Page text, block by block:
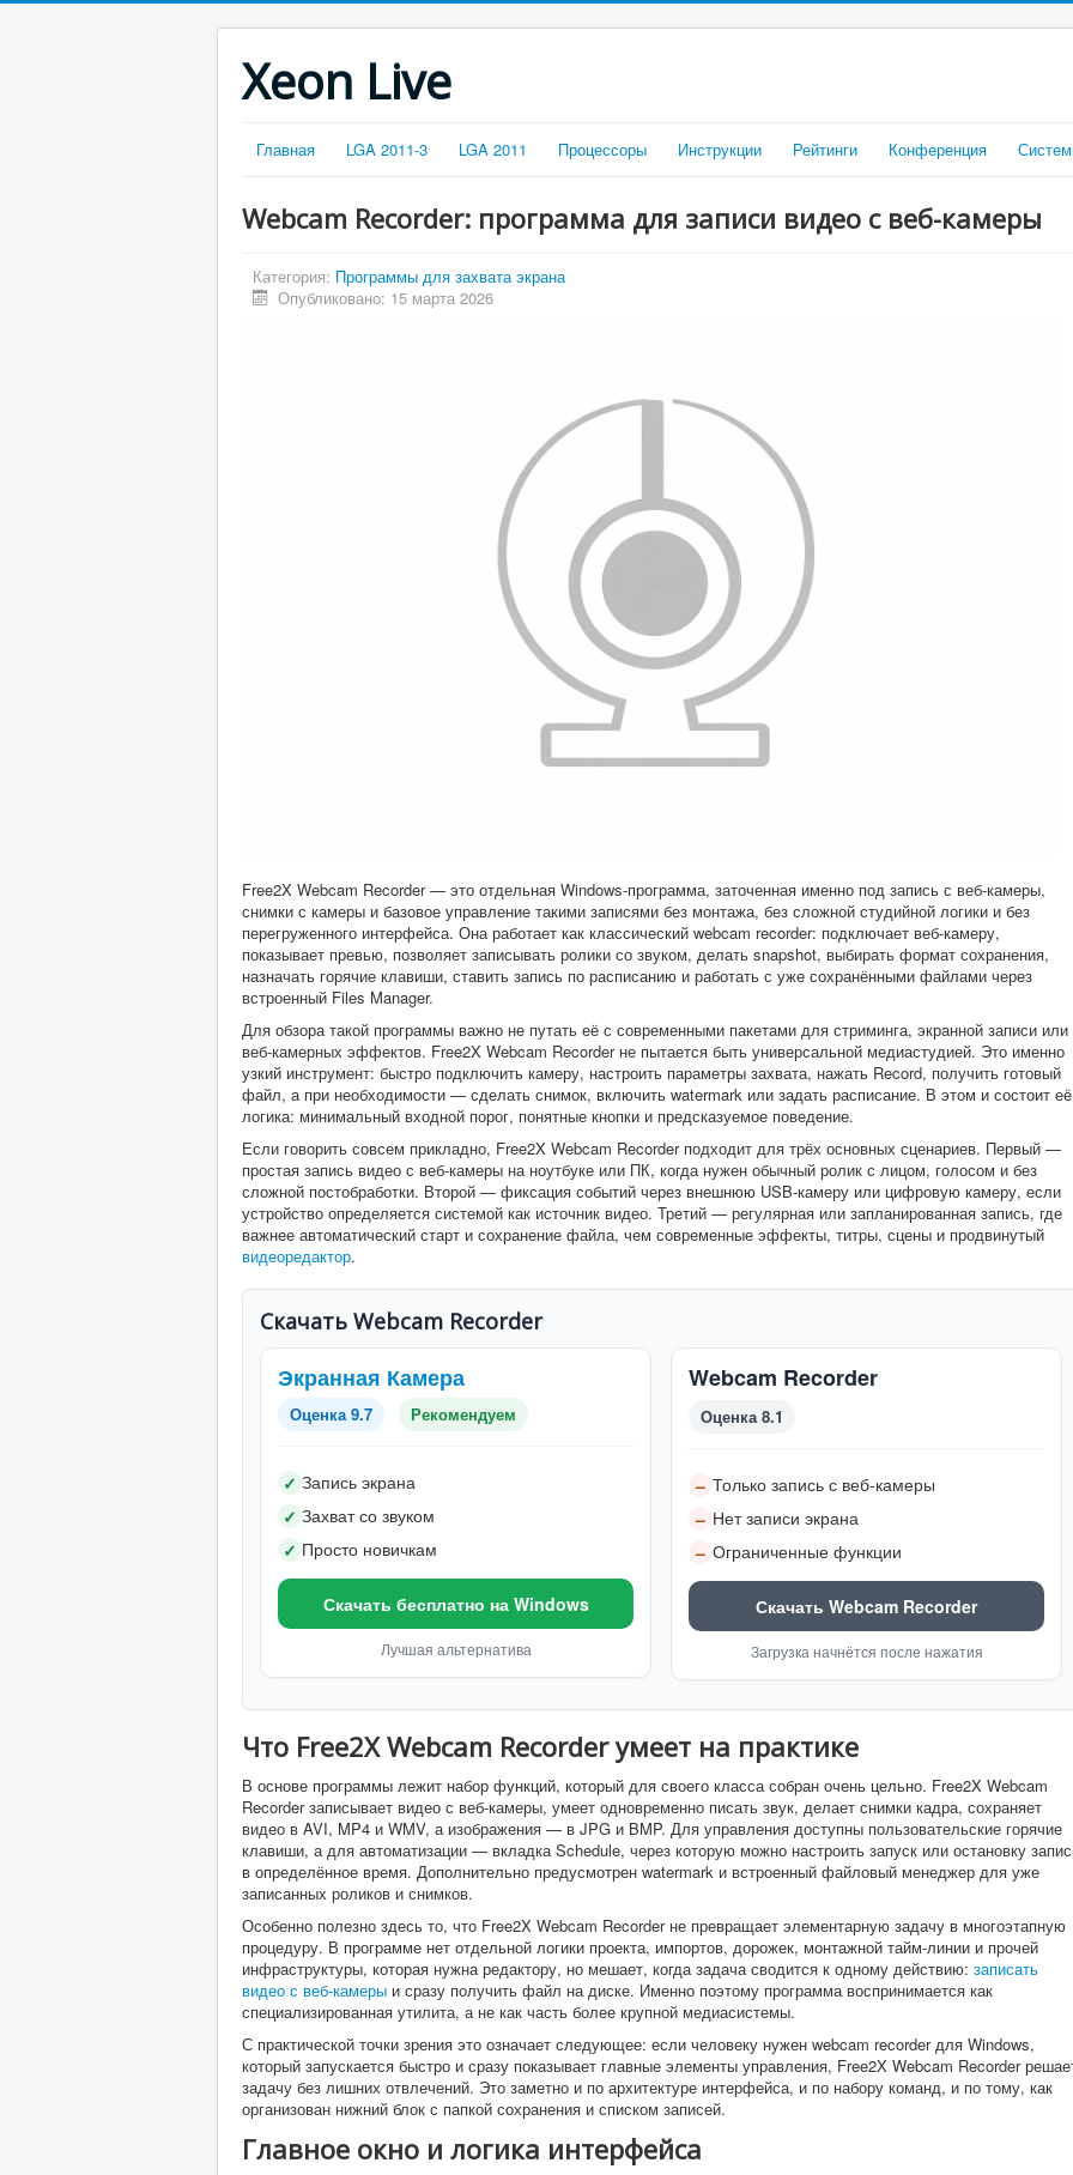
Xeon Live
Главная LGA 2011-3 LGA 2011 Процессоры Инструкции Рейтинги Конференция
Webcam Recorder: программа для записи видео с веб-камеры
Категория: Программы для захвата экрана
Опубликовано: 15 марта 2026
Free2X Webcam Recorder — это отдельная Windows-программа, заточенная именно под запись с веб-камеры,
снимки с камеры и базовое управление такими записями без монтажа, без сложной студийной логики и без
перегруженного интерфейса. Она работает как классический webcam recorder: подключает веб-камеру,
показывает превью, позволяет записывать ролики со звуком, делать snapshot, выбирать формат сохранения,
назначать горячие клавиши, ставить запись по расписанию и работать с уже сохранёнными файлами через
встроенный Files Manager.
Для обзора такой программы важно не путать её с современными пакетами для стриминга, экранной записи или
веб-камерных эффектов. Free2X Webcam Recorder не пытается быть универсальной медиастудией. Это именно
узкий инструмент: быстро подключить камеру, настроить параметры захвата, нажать Record, получить готовый
файл, а при необходимости — сделать снимок, включить watermark или задать расписание. В этом и состоит её
логика: минимальный входной порог, понятные кнопки и предсказуемое поведение.
Если говорить совсем прикладно, Free2X Webcam Recorder подходит для трёх основных сценариев. Первый —
простая запись видео с веб-камеры на ноутбуке или ПК, когда нужен обычный ролик с лицом, голосом и без
сложной постобработки. Второй — фиксация событий через внешнюю USB-камеру или цифровую камеру, если
устройство определяется системой как источник видео. Третий — регулярная или запланированная запись, где
важнее автоматический старт и сохранение файла, чем современные эффекты, титры, сцены и продвинутый
видеоредактор.
Скачать Webcam Recorder
Экранная Камера
Оценка 9.7 Рекомендуем
✓ Запись экрана
✓ Захват со звуком
✓ Просто новичкам
Скачать бесплатно на Windows
Лучшая альтернатива
Webcam Recorder
Оценка 8.1
– Только запись с веб-камеры
– Нет записи экрана
– Ограниченные функции
Скачать Webcam Recorder
Загрузка начнётся после нажатия
Что Free2X Webcam Recorder умеет на практике
В основе программы лежит набор функций, который для своего класса собран очень цельно. Free2X Webcam
Recorder записывает видео с веб-камеры, умеет одновременно писать звук, делает снимки кадра, сохраняет
видео в AVI, MP4 и WMV, а изображения — в JPG и BMP. Для управления доступны пользовательские горячие
клавиши, а для автоматизации — вкладка Schedule, через которую можно настроить запуск или остановку
в определённое время. Дополнительно предусмотрен watermark и встроенный файловый менеджер для уже
записанных роликов и снимков.
Особенно полезно здесь то, что Free2X Webcam Recorder не превращает элементарную задачу в многоэтапную
процедуру. В программе нет отдельной логики проекта, импортов, дорожек, монтажной тайм-линии и прочей
инфраструктуры, которая нужна редактору, но мешает, когда задача сводится к одному действию: записать
видео с веб-камеры и сразу получить файл на диске. Именно поэтому программа воспринимается как
специализированная утилита, а не как часть более крупной медиасистемы.
С практической точки зрения это означает следующее: если человеку нужен webcam recorder для Windows,
который запускается быстро и сразу показывает главные элементы управления, Free2X Webcam Recorder
задачу без лишних отвлечений. Это заметно и по архитектуре интерфейса, и по набору команд, и по тому, как
организован нижний блок с папкой сохранения и списком записей.
Главное окно и логика интерфейса